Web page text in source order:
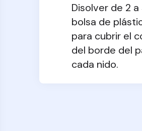
Disolver de 2
bolsa de
para cubrir el
del borde del
cada nido.